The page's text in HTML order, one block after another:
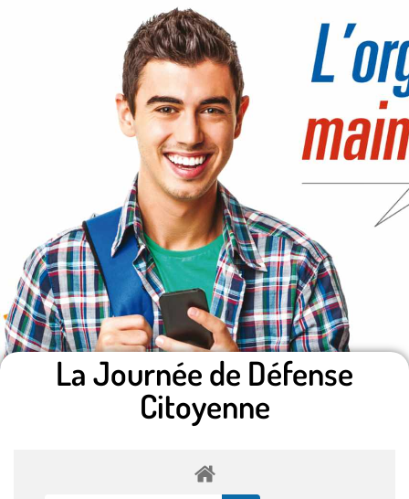
La Journée de Défense
Citoyenne